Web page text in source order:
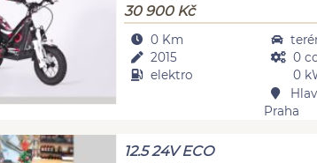
30 900 Kč
0 Km
2015
elektro
0
0
Praha
12.5 24V ECO